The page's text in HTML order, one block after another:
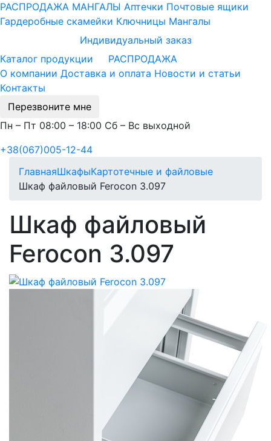
РАСПРОДАЖА МАНГАЛЫ Аптечки Почтовые ящики
Гардеробные скамейки Ключницы Мангалы
Индивидуальный заказ
Каталог продукции
РАСПРОДАЖА
О компании Доставка и оплата Новости и статьи
Контакты
Перезвоните мне
Пн – Пт 08:00 – 18:00 Сб – Вс выходной
+38(067)005-12-44
ГлавнаяШкафыКартотечные и файловые
Шкаф файловый Ferocon 3.097
Шкаф файловый
Ferocon 3.097